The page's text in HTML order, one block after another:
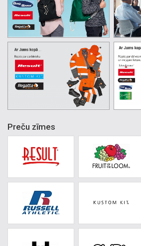
Preču zīmes